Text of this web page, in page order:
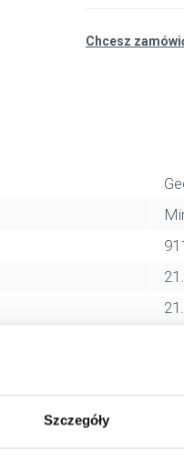
Szczegóły
Chcesz
z